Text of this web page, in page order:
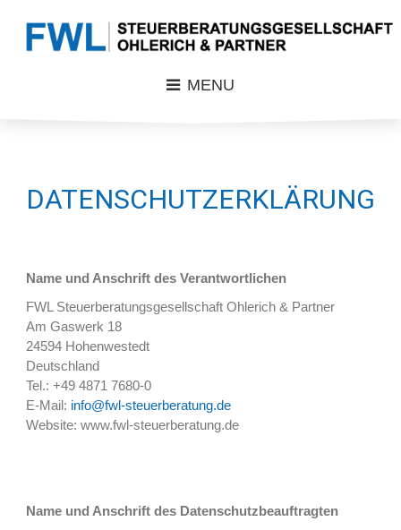
MENU
DATENSCHUTZERKLÄRUNG
Name und Anschrift des Verantwortlichen
FWL Steuerberatungsgesellschaft Ohlerich & Partner
Am Gaswerk 18
24594 Hohenwestedt
Deutschland
Tel.: +49 4871 7680-0
E-Mail: info@fwl-steuerberatung.de
Website: www.fwl-steuerberatung.de
Name und Anschrift des Datenschutzbeauftragten